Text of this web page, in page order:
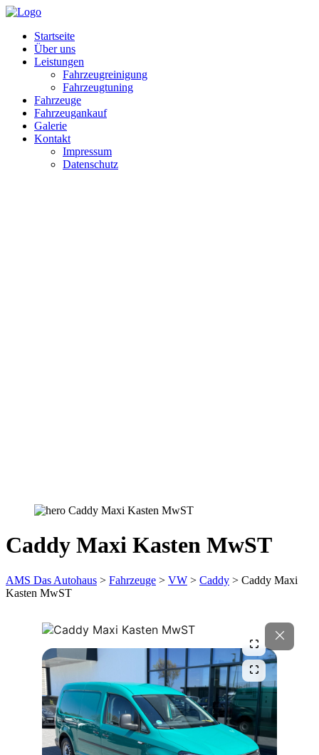
Startseite
Über uns
Leistungen
Fahrzeugreinigung
Fahrzeugtuning
Fahrzeuge
Fahrzeugankauf
Galerie
Kontakt
Impressum
Datenschutz
Caddy Maxi Kasten MwST
AMS Das Autohaus > Fahrzeuge > VW > Caddy > Caddy Maxi
Kasten MwST